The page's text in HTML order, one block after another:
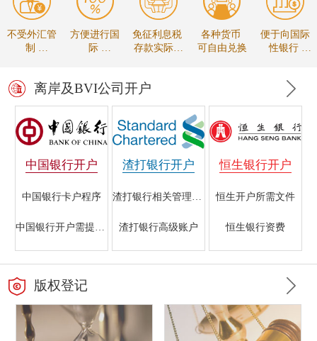
不受外汇管
制
方便进行国
际
免征利息税
存款实际收
各种货币
可自由兑换
便于向国际
性银行
离岸及BVI公司开户
中国银行开户
中国银行卡户程序
中国银行开户需提交的文件
中国银行不同帐户所需材料
渣打银行开户
渣打银行相关管理规定
渣打银行高级账户
渣打银行离岸账户开户条件
恒生银行开户
恒生开户所需文件
恒生银行资费
恒生银行的开户条件
香港恒生银行与国内银行开户的区别
版权登记